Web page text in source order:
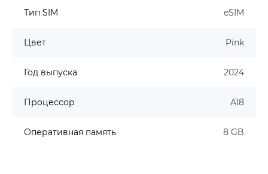
Тип SIM eSIM
Цвет Pink
Год выпуска 2024
Процессор А18
Оперативная память 8 GB